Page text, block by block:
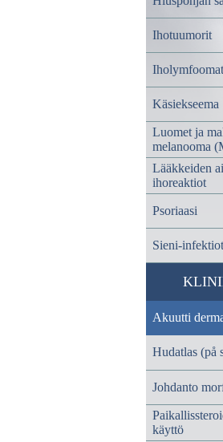
Ihotuumorit
Iholymfoomat
Käsiekseema
Luomet ja
melanooma
Lääkkeiden
ihoreaktiot
Psoriaasi
Sieni-infektiot
Akuutti
Hudatlas (på
Johdanto
käyttö